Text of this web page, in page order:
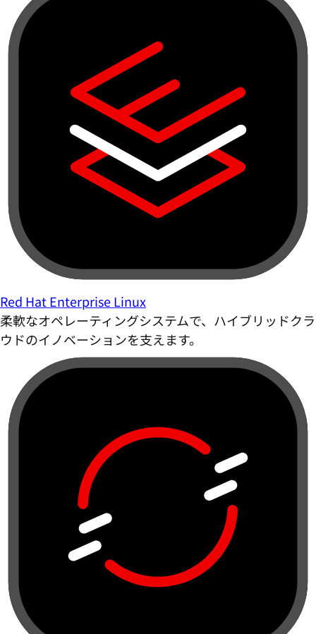
Red Hat Enterprise Linux
柔軟なオペレーティングシステムで、ハイブリッドクラ
ウドのイノベーションを支えます。